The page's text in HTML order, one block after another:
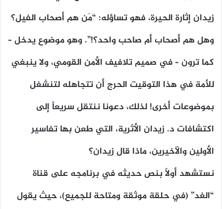
زيدان إثارة الحيرة، فهو تساؤله: “مَن هم أصحاب الفيل؟
وهل هم أصحاب أم صاحب واحد؟!”. وهو موضوع يدخل –
كما ترون – في صميم تلافيف الأمن القومي، ولا ينبغي
للأمة في هذا التوقيت الحرج أن تتجاهله لتنشغل
بموضوعات أخرى! لذلك، دعونا ننتقل سريعاً إلى
اكتشافات د. زيدان الأثرية، التي طعن بها تفاسير
الأولين والآخيرين، ماذا قال زيدان؟
نستشهد أولاً بنص حديثه في برنامجه على قناة
“الغد” (في حلقة موثقة ومتاحة للجميع)، حيث يقول